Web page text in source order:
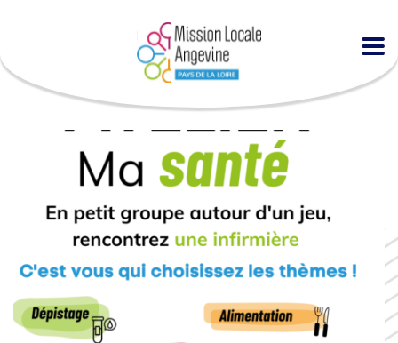
Atelier « Ma santé » à la MLA